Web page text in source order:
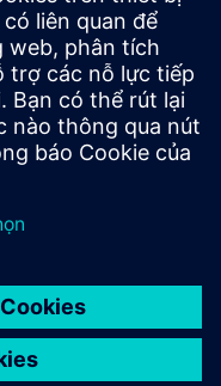
requirements
and analysis.
including